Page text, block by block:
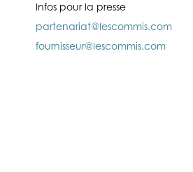
Infos pour la presse
partenariat@lescommis.com
fournisseur@lescommis.com